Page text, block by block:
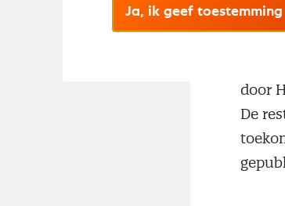
KPN),
door
De
Ja, ik geef toestemming